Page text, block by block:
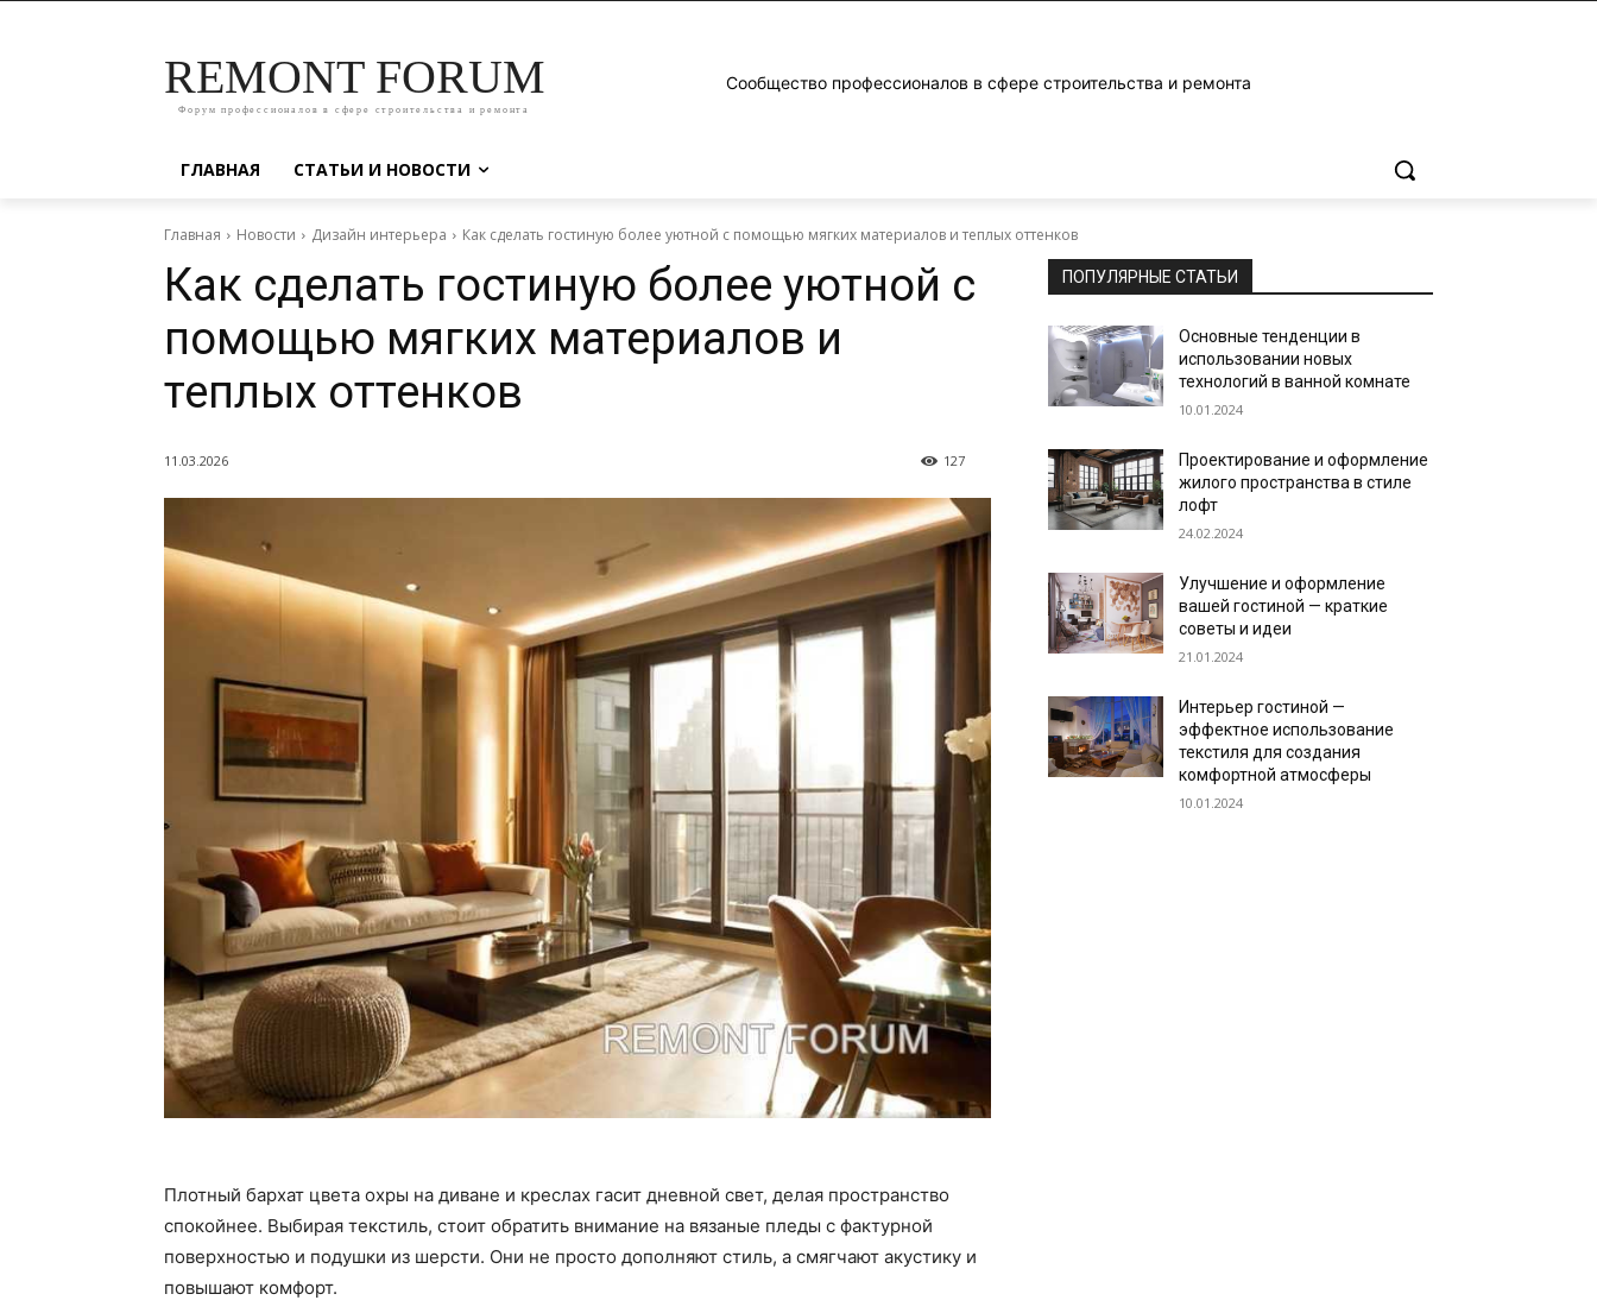
REMONT FORUM
Форум профессионалов в сфере строительства и ремонта
Сообщество профессионалов в сфере строительства и ремонта
ГЛАВНАЯ СТАТЬИ И НОВОСТИ
Главная Новости Дизайн интерьера Как сделать гостиную более уютной с помощью мягких материалов и теплых оттенков
Как сделать гостиную более уютной с
помощью мягких материалов и
теплых оттенков
11.03.2026 127
Плотный бархат цвета охры на диване и креслах гасит дневной свет, делая пространство
спокойнее. Выбирая текстиль, стоит обратить внимание на вязаные пледы с фактурной
поверхностью и подушки из шерсти. Они не просто дополняют стиль, а смягчают акустику и
повышают комфорт.
ПОПУЛЯРНЫЕ СТАТЬИ
Основные тенденции в
использовании новых
технологий в ванной комнате
10.01.2024
Проектирование и оформление
жилого пространства в стиле
лофт
24.02.2024
Улучшение и оформление
вашей гостиной — краткие
советы и идеи
21.01.2024
Интерьер гостиной —
эффектное использование
текстиля для создания
комфортной атмосферы
10.01.2024